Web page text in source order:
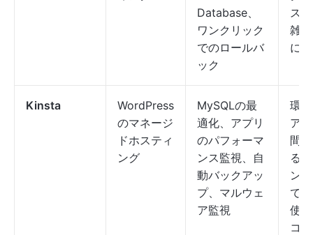
Database、
ワンクリック
でのロールバ
ック
ス
雑
に
Kinsta
WordPress
のマネージ
ドホスティ
ング
MySQLの最
適化、アプリ
のパフォーマ
ンス監視、自
動バックアッ
プ、マルウェ
ア監視
環
ア
間
る
ン
で
使
コ